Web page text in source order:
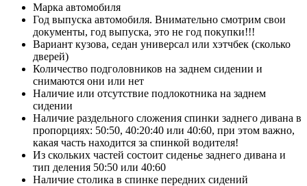
Марка автомобиля
Год выпуска автомобиля. Внимательно смотрим свои
документы, год выпуска, это не год покупки!!!
Вариант кузова, седан универсал или хэтчбек (сколько
дверей)
Количество подголовников на заднем сидении и
снимаются они или нет
Наличие или отсутствие подлокотника на заднем
сидении
Наличие раздельного сложения спинки заднего дивана в
пропорциях: 50:50, 40:20:40 или 40:60, при этом важно,
какая часть находится за спинкой водителя!
Из скольких частей состоит сиденье заднего дивана и
тип деления 50:50 или 40:60
Наличие столика в спинке передних сидений